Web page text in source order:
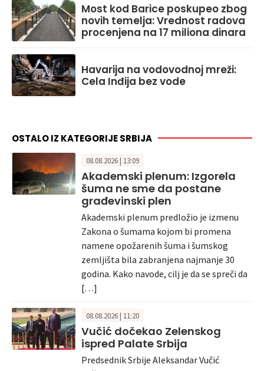
Most kod Barice poskupeo zbog
novih temelja: Vrednost radova
procenjena na 17 miliona dinara
Havarija na vodovodnoj mreži:
Cela Inđija bez vode
OSTALO IZ KATEGORIJE SRBIJA
08.08.2026 | 13:09
Akademski plenum: Izgorela
šuma ne sme da postane
građevinski plen
Akademski plenum predložio je izmenu
Zakona o šumama kojom bi promena
namene opožarenih šuma i šumskog
zemljišta bila zabranjena najmanje 30
godina. Kako navode, cilj je da se spreči da
[…]
08.08.2026 | 11:20
Vučić dočekao Zelenskog
ispred Palate Srbija
Predsednik Srbije Aleksandar Vučić